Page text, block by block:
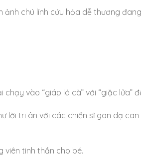
ảnh chú lính cứu hỏa dễ thương
chạy vào “giáp lá cà” với “giặc lửa”
lời tri ân với các chiến sĩ gan dạ
viên tinh thần cho bé.